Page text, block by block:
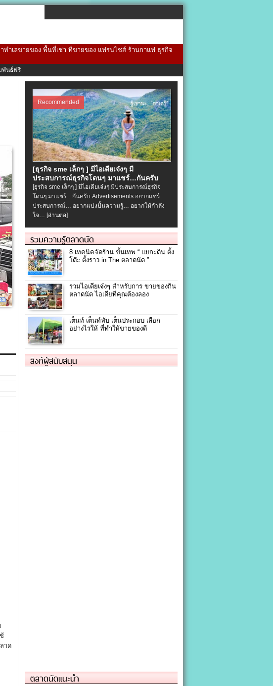
ำเลขายของ พื้นที่เช่า ที่ขายของ แฟรนไชส์ ร้านกาแฟ ธุรกิจ
พันธ์ฟรี
าด
Recommended
[ธุรกิจ sme เล็กๆ ] มีไอเดียเจ๋งๆ มี
ประสบการณ์ธุรกิจโดนๆ มาแชร์…กันครับ
[ธุรกิจ sme เล็กๆ ] มีไอเดียเจ๋งๆ มีประสบการณ์ธุรกิจ
โดนๆ มาแชร์…กันครับ Advertisements อยากแชร์
ประสบการณ์… อยากแบ่งปั้นความรู้… อยากให้กำลัง
ใจ… [อ่านต่อ]
รวมความรู้ตลาดนัด
8 เทคนิคจัดร้าน ขั้นเทพ “ แบกะดิน ตั้ง
โต๊ะ ตั้งราว in The ตลาดนัด ”
รวมไอเดียเจ๋งๆ สำหรับการ ขายของกิน
ตลาดนัด ไอเดียที่คุณต้องลอง
เต็นท์ เต็นท์พับ เต็นประกอบ เลือก
อย่างไรให้ ที่ทำให้ขายของดี
ลิงก์ผู้สนับสนุน
ตลาดนัดแนะนำ